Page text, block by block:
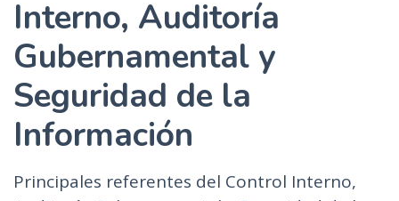
Interno, Auditoría
Gubernamental y
Seguridad de la
Información
Principales referentes del Control Interno,